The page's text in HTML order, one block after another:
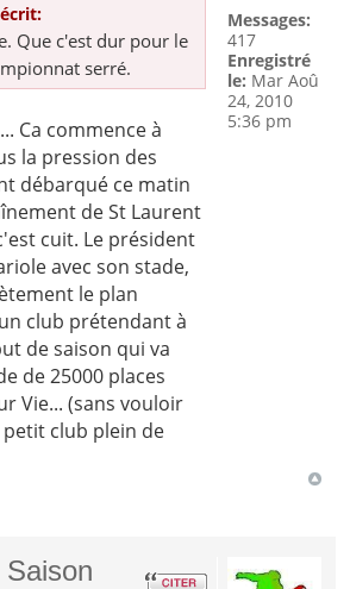
Que c'est dur pour le
serré.
Ca commence à
la pression des
débarqué ce matin
de St Laurent
cuit. Le président
avec son stade,
le plan
club prétendant à
de saison qui va
de 25000 places
Vie... (sans vouloir
club plein de
Messages:
417
Enregistré
le: Mar Aoû
24, 2010
5:36 pm